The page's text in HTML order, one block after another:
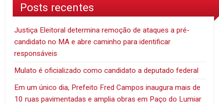
Posts recentes
Justiça Eleitoral determina remoção de ataques a pré-
candidato no MA e abre caminho para identificar
responsáveis
Mulato é oficializado como candidato a deputado federal
Em um único dia, Prefeito Fred Campos inaugura mais de
10 ruas pavimentadas e amplia obras em Paço do Lumiar